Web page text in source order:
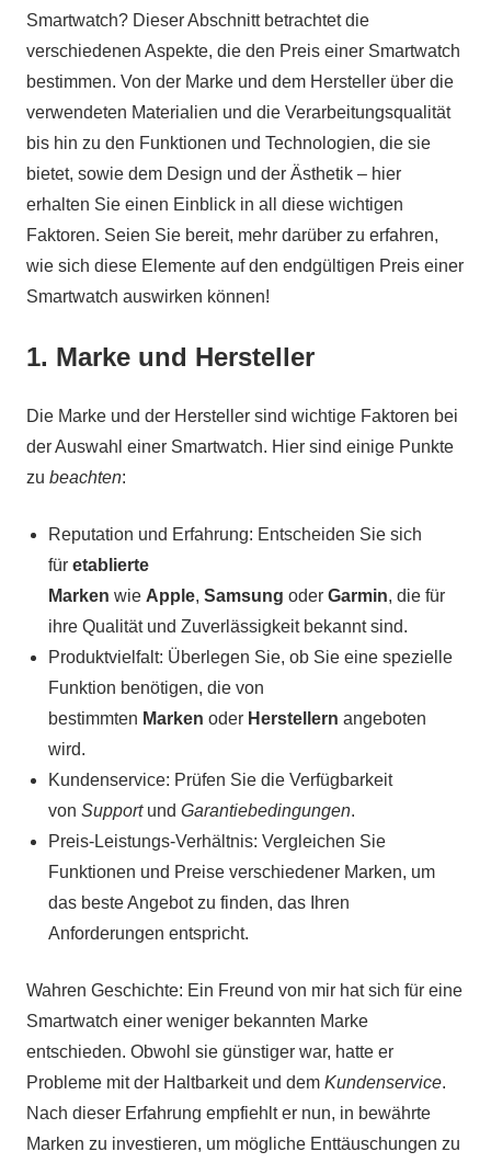
Smartwatch? Dieser Abschnitt betrachtet die
verschiedenen Aspekte, die den Preis einer Smartwatch
bestimmen. Von der Marke und dem Hersteller über die
verwendeten Materialien und die Verarbeitungsqualität
bis hin zu den Funktionen und Technologien, die sie
bietet, sowie dem Design und der Ästhetik – hier
erhalten Sie einen Einblick in all diese wichtigen
Faktoren. Seien Sie bereit, mehr darüber zu erfahren,
wie sich diese Elemente auf den endgültigen Preis einer
Smartwatch auswirken können!
1. Marke und Hersteller
Die Marke und der Hersteller sind wichtige Faktoren bei
der Auswahl einer Smartwatch. Hier sind einige Punkte
zu beachten:
Reputation und Erfahrung: Entscheiden Sie sich
für etablierte
Marken wie Apple, Samsung oder Garmin, die für
ihre Qualität und Zuverlässigkeit bekannt sind.
Produktvielfalt: Überlegen Sie, ob Sie eine spezielle
Funktion benötigen, die von
bestimmten Marken oder Herstellern angeboten
wird.
Kundenservice: Prüfen Sie die Verfügbarkeit
von Supportund Garantiebedingungen.
Preis-Leistungs-Verhältnis: Vergleichen Sie
Funktionen und Preise verschiedener Marken, um
das beste Angebot zu finden, das Ihren
Anforderungen entspricht.
Wahren Geschichte: Ein Freund von mir hat sich für eine
Smartwatch einer weniger bekannten Marke
entschieden. Obwohl sie günstiger war, hatte er
Probleme mit der Haltbarkeit und dem Kundenservice.
Nach dieser Erfahrung empfiehlt er nun, in bewährte
Marken zu investieren, um mögliche Enttäuschungen zu